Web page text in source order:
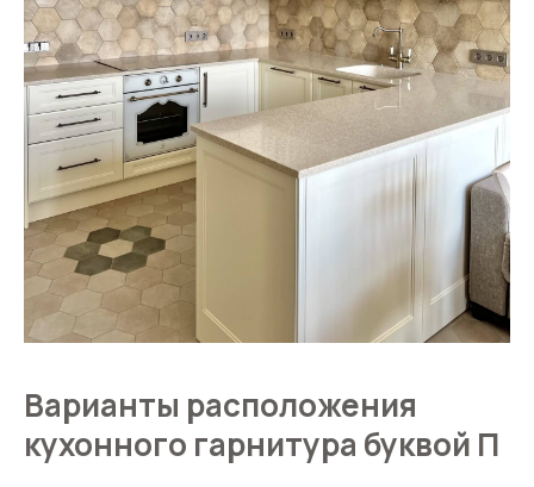
Варианты расположения
кухонного гарнитура буквой П